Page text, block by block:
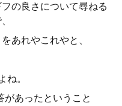
の良さについて尋ねる
あれやこれやと、
ね。
あったということ